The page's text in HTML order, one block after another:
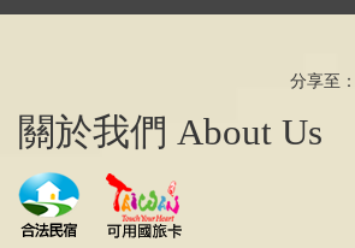
分享至：
關於我們 About Us